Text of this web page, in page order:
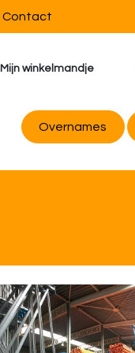
Contact
Mijn winkelmandje
Overnames